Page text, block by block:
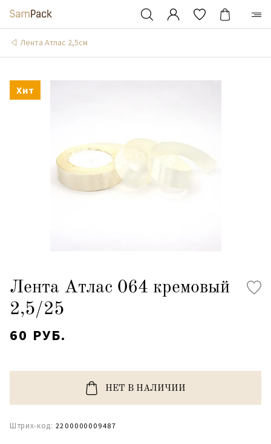
Лента Атлас 2,5см
Хит
Лента Атлас 064 кремовый
2,5/25
60 РУБ.
НЕТ В НАЛИЧИИ
Штрих-код: 2200000009487